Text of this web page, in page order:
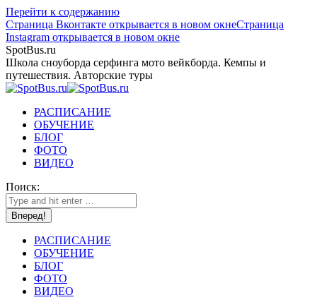
Перейти к содержанию
Страница Вконтакте открывается в новом окнеСтраница
Instagram открывается в новом окне
SpotBus.ru
Школа сноуборда серфинга мото вейкборда. Кемпы и
путешествия. Авторские туры
РАСПИСАНИЕ
ОБУЧЕНИЕ
БЛОГ
ФОТО
ВИДЕО
Поиск:
РАСПИСАНИЕ
ОБУЧЕНИЕ
БЛОГ
ФОТО
ВИДЕО